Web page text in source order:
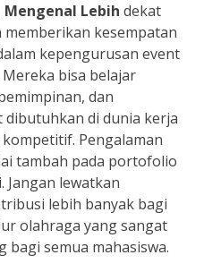
Mengenal Lebih dekat
kesempatan
kepengurusan event
bisa belajar
dan
dibutuhkan di dunia kerja
Pengalaman
tambah pada portofolio
Jangan lewatkan
lebih banyak bagi
olahraga yang sangat
semua mahasiswa.